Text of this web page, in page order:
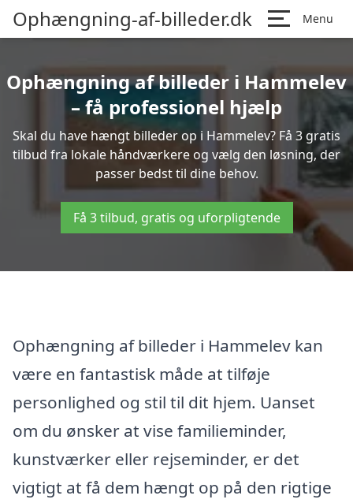
Ophængning-af-billeder.dk Menu
Ophængning af billeder i Hammelev
– få professionel hjælp
Skal du have hængt billeder op i Hammelev? Få 3 gratis
tilbud fra lokale håndværkere og vælg den løsning, der
passer bedst til dine behov.
Få 3 tilbud, gratis og uforpligtende
Ophængning af billeder i Hammelev kan
være en fantastisk måde at tilføje
personlighed og stil til dit hjem. Uanset
om du ønsker at vise familieminder,
kunstværker eller rejseminder, er det
vigtigt at få dem hængt op på den rigtige